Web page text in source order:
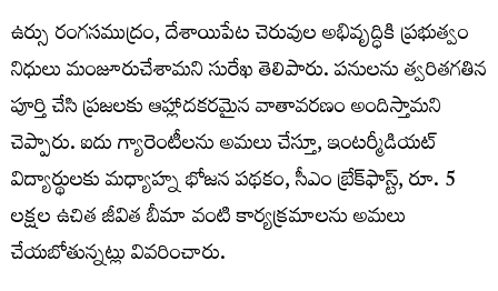
ఉర్సు రంగసముద్రం, దేశాయిపేట చెరువుల అభివృద్ధికి ప్రభుత్వం
నిధులు మంజూరుచేశామని సురేఖ తెలిపారు. పనులను త్వరితగతిన
పూర్తి చేసి ప్రజలకు ఆహ్లాదకరమైన వాతావరణం అందిస్తామని
చెప్పారు. ఐదు గ్యారెంటీలను అమలు చేస్తూ, ఇంటర్మీడియట్
విద్యార్థులకు మధ్యాహ్న భోజన పథకం, సీఎం బ్రేక్‌ఫాస్ట్, రూ. 5
లక్షల ఉచిత జీవిత బీమా వంటి కార్యక్రమాలను అమలు
చేయబోతున్నట్లు వివరించారు.